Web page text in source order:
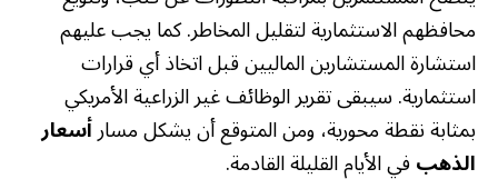
محافظهم الاستثمارية لتقليل المخاطر. كما يجب عليهم
استشارة المستشارين الماليين قبل اتخاذ أي قرارات
استثمارية. سيبقى تقرير الوظائف غير الزراعية الأمريكي
بمثابة نقطة محورية، ومن المتوقع أن يشكل مسارأسعار
الذهبفي الأيام القليلة القادمة.